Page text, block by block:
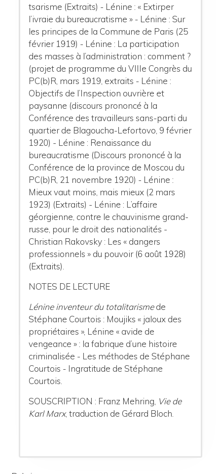
tsarisme (Extraits) - Lénine : « Extirper
l’ivraie du bureaucratisme » - Lénine : Sur
les principes de la Commune de Paris (25
février 1919) - Lénine : La participation
des masses à l’administration : comment ?
(projet de programme du VIIIe Congrès du
PC(b)R, mars 1919, extraits - Lénine :
Objectifs de l’Inspection ouvrière et
paysanne (discours prononcé à la
Conférence des travailleurs sans-parti du
quartier de Blagoucha-Lefortovo, 9 février
1920) - Lénine : Renaissance du
bureaucratisme (Discours prononcé à la
Conférence de la province de Moscou du
PC(b)R, 21 novembre 1920) - Lénine :
Mieux vaut moins, mais mieux (2 mars
1923) (Extraits) - Lénine : L’affaire
géorgienne, contre le chauvinisme grand-
russe, pour le droit des nationalités -
Christian Rakovsky : Les « dangers
professionnels » du pouvoir (6 août 1928)
(Extraits).
NOTES DE LECTURE
Lénine inventeur du totalitarismede
Stéphane Courtois : Moujiks « jaloux des
propriétaires », Lénine « avide de
vengeance » : la fabrique d’une histoire
criminalisée - Les méthodes de Stéphane
Courtois - Ingratitude de Stéphane
Courtois.
SOUSCRIPTION : Franz Mehring, Vie de
Karl Marx, traduction de Gérard Bloch.